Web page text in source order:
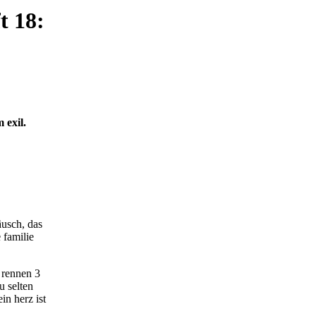
18:
exil.
das
familie
3
selten
herz ist